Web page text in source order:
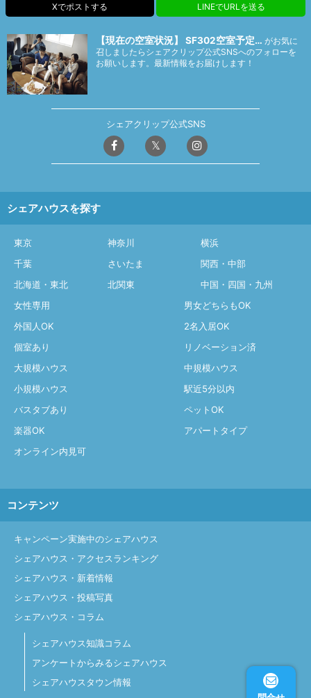
Xでポストする LINEでURLを送る
【現在の空室状況】 SF302空室予定… がお気に
召しましたらシェアクリップ公式SNSへのフォローを
お願いします。最新情報をお届けします！
シェアクリップ公式SNS
シェアハウスを探す
東京 神奈川
横浜
千葉
さいたま
関西・中部
北海道・東北
北関東
中国・四国・九州
女性専用
男女どちらもOK
外国人OK
2名入居OK
個室あり
リノベーション済
大規模ハウス
中規模ハウス
小規模ハウス
駅近5分以内
バスタブあり
ペットOK
楽器OK
アパートタイプ
オンライン内見可
コンテンツ
キャンペーン実施中のシェアハウス
シェアハウス・アクセスランキング
シェアハウス・新着情報
シェアハウス・投稿写真
シェアハウス・コラム
シェアハウス知識コラム
アンケートからみるシェアハウス
シェアハウスタウン情報